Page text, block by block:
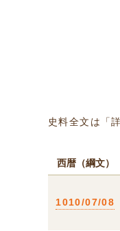
史料全文は「
西暦（綱文）
1010/07/08